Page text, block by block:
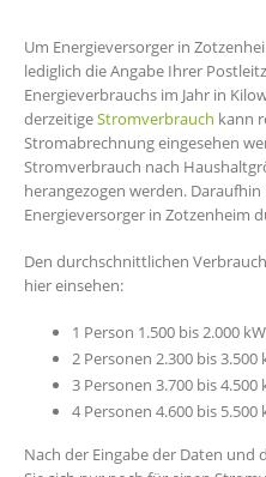
Um Energieversorger in
lediglich die Angabe Ihrer
Energieverbrauchs im Jahr in
derzeitigeStromverbrauch kann
Stromabrechnung eingesehen
Stromverbrauch nach
herangezogen werden.
Energieversorger in Zotzenheim
Den durchschnittlichen
hier einsehen:
1 Person 1.500 bis 2.000
2 Personen 2.300 bis 3.500
3 Personen 3.700 bis 4.500
4 Personen 4.600 bis 5.500
Nach der Eingabe der Daten und